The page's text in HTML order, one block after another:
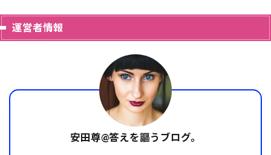
運営者情報
安田尊@答えを謳うブログ。